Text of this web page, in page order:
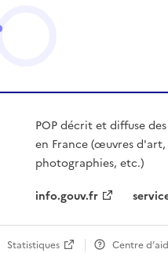
POP décrit et diffuse
en France (œuvres d'art,
photographies, etc.)
info.gouv.fr
Statistiques Centre